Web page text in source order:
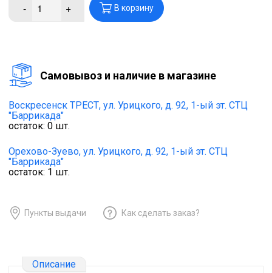
- + В корзину
Cамовывоз и наличие в магазине
Воскресенск ТРЕСТ, ул. Урицкого, д. 92, 1-ый эт. СТЦ
"Баррикада"
остаток: 0 шт.
Орехово-Зуево, ул. Урицкого, д. 92, 1-ый эт. СТЦ
"Баррикада"
остаток: 1 шт.
Пункты выдачи Как сделать заказ?
Описание